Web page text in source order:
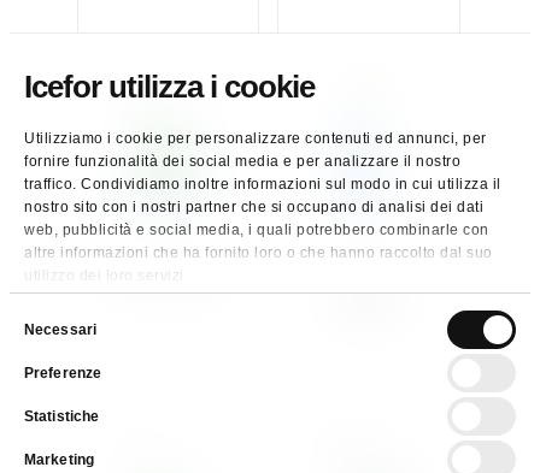
Icefor utilizza i cookie
Utilizziamo i cookie per personalizzare contenuti ed annunci, per
fornire funzionalità dei social media e per analizzare il nostro
traffico. Condividiamo inoltre informazioni sul modo in cui utilizza il
nostro sito con i nostri partner che si occupano di analisi dei dati
web, pubblicità e social media, i quali potrebbero combinarle con
altre informazioni che ha fornito loro o che hanno raccolto dal suo
utilizzo dei loro servizi.
Selezione
consenso
Necessari
Preferenze
Statistiche
Marketing
Eco Icedry